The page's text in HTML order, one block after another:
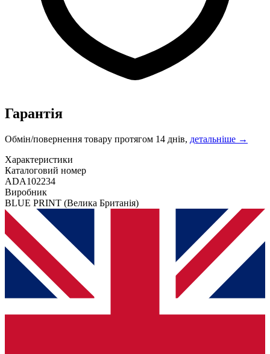
Гарантія
Обмін/повернення товару протягом 14 днів, детальніше →
Характеристики
Каталоговий номер
ADA102234
Виробник
BLUE PRINT (Велика Британія)